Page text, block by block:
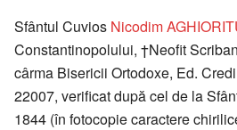
Sfântul Cuvios Nicodim
Constantinopolului, †Neofit
cârma Bisericii Ortodoxe, Ed.
22007, verificat după cel de la
1844 (în fotocopie caractere